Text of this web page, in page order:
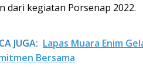
dari kegiatan Porsenap 2022.
JUGA: Lapas Muara Enim
Bersama